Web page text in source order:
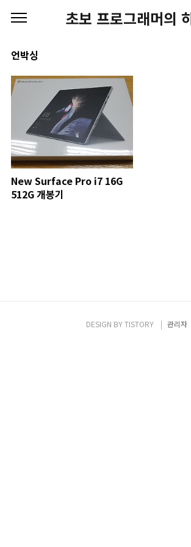
초보 프로그래머의
언박싱
New Surface Pro i7 16G
512G 개봉기
DESIGN BYTISTORY 관리자